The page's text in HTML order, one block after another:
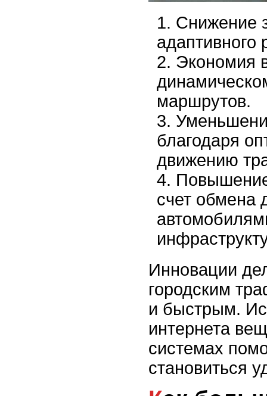
Снижение
адаптивного
Экономия
маршрутов.
благодаря
движению
счет
Инновации
городским
и быстрым.
интернета
системах
становиться